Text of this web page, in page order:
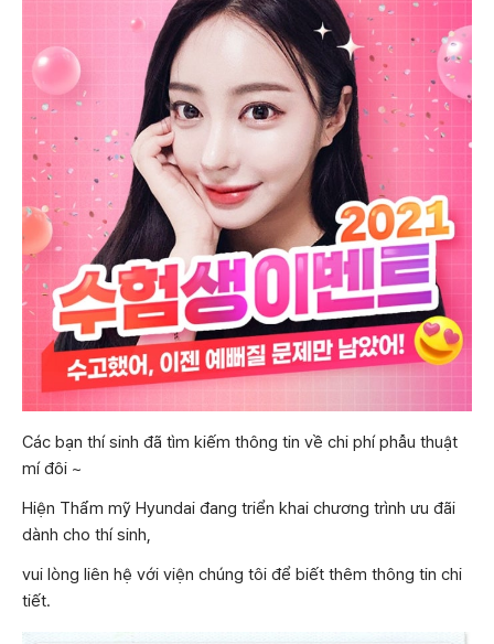
Các bạn thí sinh đã tìm kiếm thông tin về chi phí phẫu thuật
mí đôi ~
Hiện Thẩm mỹ Hyundai đang triển khai chương trình ưu đãi
dành cho thí sinh,
vui lòng liên hệ với viện chúng tôi để biết thêm thông tin chi
tiết.